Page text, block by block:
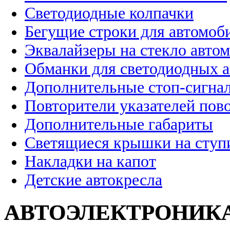
Светодиодные колпачки
Бегущие строки для
Эквалайзеры на стекло
Обманки для светодиодных
Дополнительные стоп-
Повторители указателей
Дополнительные габариты
Светящиеся крышки на
Накладки на капот
Детские автокресла